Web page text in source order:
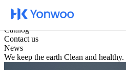
카탈로그
문의하기
Catalog
Contact us
News
We keep the earth Clean and healthy.